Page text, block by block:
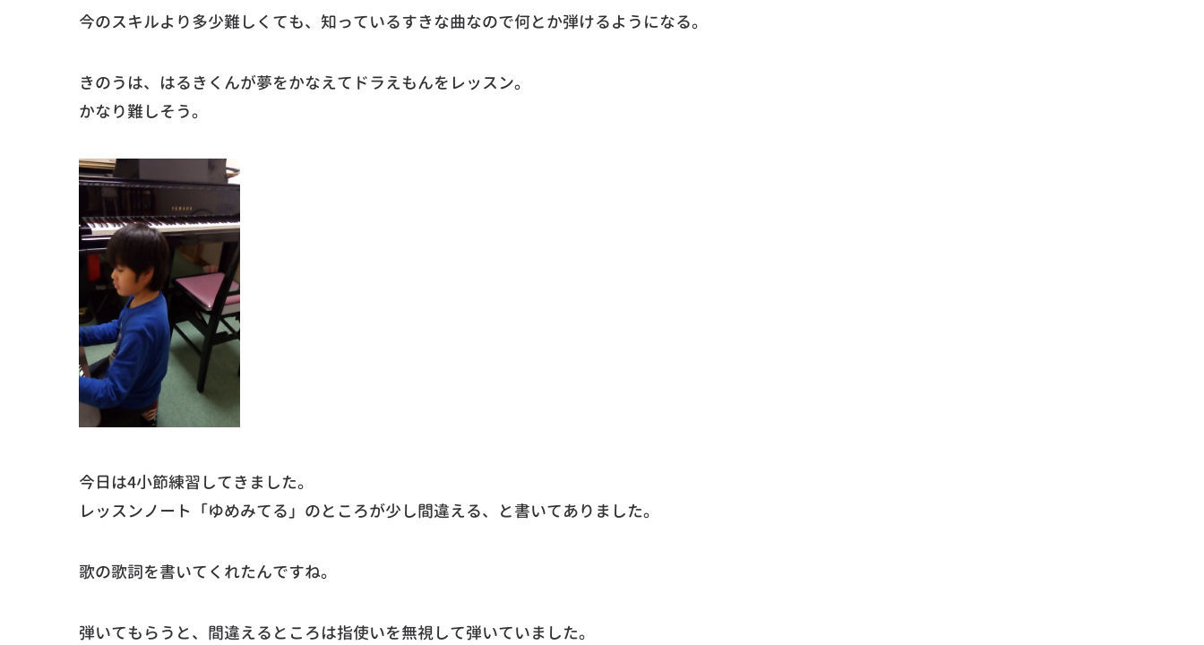
今のスキルより多少難しくても、知っているすきな曲なので何とか弾けるようになる。
きのうは、はるきくんが夢をかなえてドラえもんをレッスン。
かなり難しそう。
今日は4小節練習してきました。
レッスンノート「ゆめみてる」のところが少し間違える、と書いてありました。
歌の歌詞を書いてくれたんですね。
弾いてもらうと、間違えるところは指使いを無視して弾いていました。